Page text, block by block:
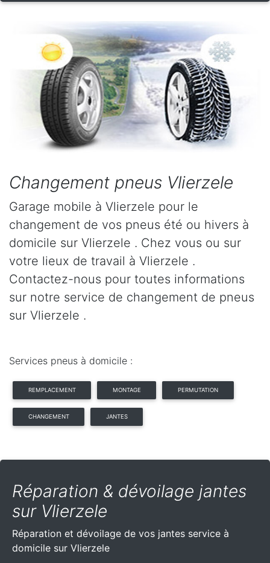
Changement pneus Vlierzele
Garage mobile à Vlierzele pour le
changement de vos pneus été ou hivers à
domicile sur Vlierzele . Chez vous ou sur
votre lieux de travail à Vlierzele .
Contactez-nous pour toutes informations
sur notre service de changement de pneus
sur Vlierzele .
Services pneus à domicile :
REMPLACEMENT MONTAGE PERMUTATION
CHANGEMENT JANTES
Réparation & dévoilage jantes
sur Vlierzele
Réparation et dévoilage de vos jantes service à
domicile sur Vlierzele